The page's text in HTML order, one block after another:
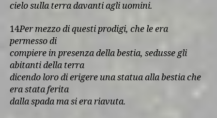
cielo sulla terra davanti agli uomini.
14Per mezzo di questi prodigi, che le era
permesso di
compiere in presenza della bestia, sedusse gli
abitanti della terra
dicendo loro di erigere una statua alla bestia che
era stata ferita
dalla spada ma si era riavuta.